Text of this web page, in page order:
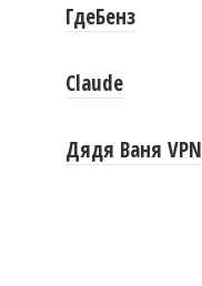
ГдеБенз
Claude
Дядя Ваня VPN